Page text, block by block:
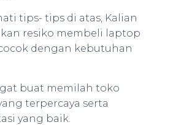
tips- tips di atas, Kalian
resiko membeli laptop
dengan kebutuhan
buat memilah toko
terpercaya serta
yang baik.